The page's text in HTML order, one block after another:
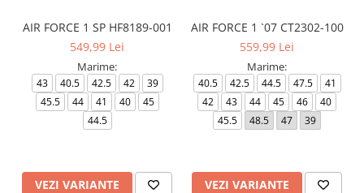
AIR FORCE 1 SP HF8189-001
549,99 Lei
Marime:
43 40.5 42.5 42
39
45.5
44 41 40
45
44.5
VEZI VARIANTE
AIR FORCE 1 `07 CT2302-100
559,99 Lei
Marime:
40.5 42.5 44.5 47.5
41
42
43 44 45 46
40
45.5
48.5 47 39
VEZI VARIANTE